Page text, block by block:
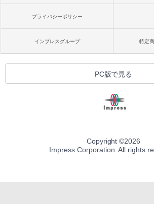
プライバシーポリシー
インプレスグループ 特定
PC版で見る
Copyright ©2026
Impress Corporation. All rights